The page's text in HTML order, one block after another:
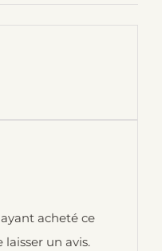
acheté ce
un avis.